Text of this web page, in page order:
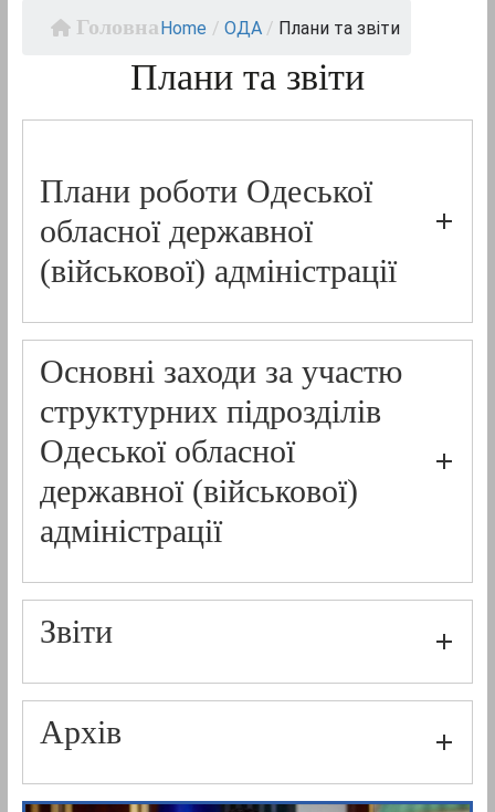
Home / OДА / Плани та звіти
Плани та звіти
Плани роботи Одеської
обласної державної
(військової) адміністрації
Основні заходи за участю
структурних підрозділів
Одеської обласної
державної (військової)
адміністрації
Звіти
Архів